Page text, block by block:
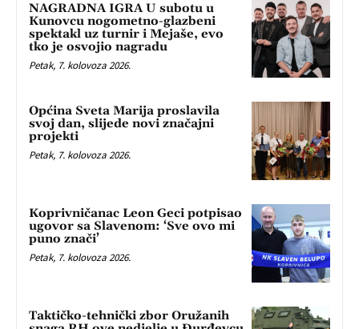
NAGRADNA IGRA U subotu u
Kunovcu nogometno-glazbeni
spektakl uz turnir i Mejaše, evo
tko je osvojio nagradu
Petak, 7. kolovoza 2026.
Općina Sveta Marija proslavila
svoj dan, slijede novi značajni
projekti
Petak, 7. kolovoza 2026.
Koprivničanac Leon Geci potpisao
ugovor sa Slavenom: ‘Sve ovo mi
puno znači’
Petak, 7. kolovoza 2026.
Taktičko-tehnički zbor Oružanih